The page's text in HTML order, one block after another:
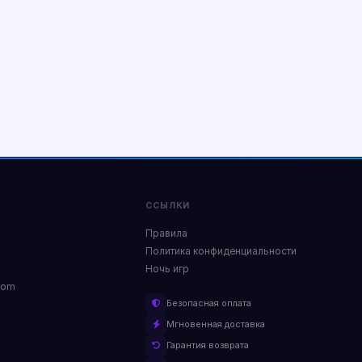
ССЫЛКИ
Правила
Политика конфиденциальности
Ночь игр
Безопасная оплата
Мгновенная доставка
Гарантия возврата